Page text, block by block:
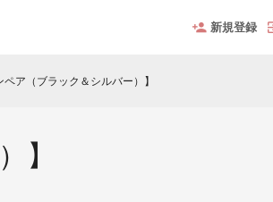
新規登録
ア（ブラック＆シルバー）】
】